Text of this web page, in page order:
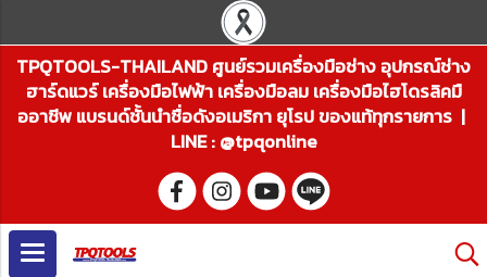
TPQTOOLS-THAILAND ศูนย์รวมเครื่องมือช่าง อุปกรณ์ช่าง
ฮาร์ดแวร์ เครื่องมือไฟฟ้า เครื่องมือลม เครื่องมือไฮโดรลิคมื
ออาชีพ แบรนด์ชั้นนำชื่อดังอเมริกา ยุโรป ของแท้ทุกรายการ |
LINE : @tpqonline